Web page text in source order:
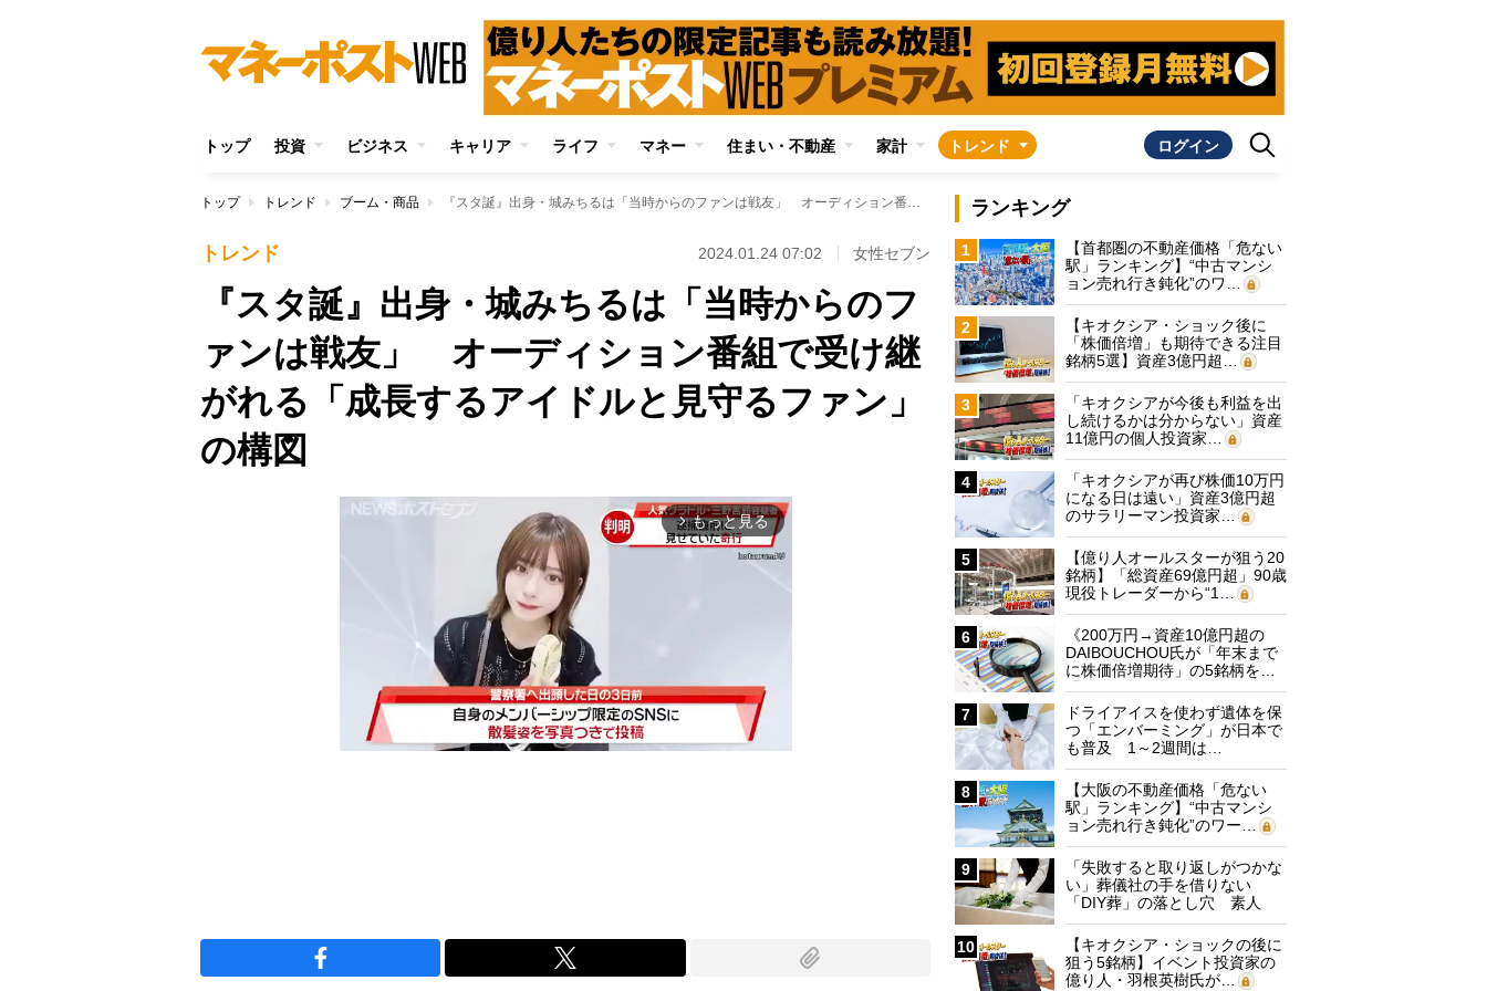
トップ 投資 ビジネス キャリア ライフ マネー 住まい・不動産 家計 トレンド ログイン
トップ トレンド ブーム・商品 『スタ誕』出身・城みちるは「当時からのファンは戦友」 オーディション番組で受け継がれる「成長するアイドルと見守るファン」の構図
トレンド 2024.01.24 07:02 女性セブン
『スタ誕』出身・城みちるは「当時からのフ
ァンは戦友」 オーディション番組で受け継
がれる「成長するアイドルと見守るファン」
の構図
arrow_forward_ios もっと見る
ランキング
1
【首都圏の不動産価格「危ない
駅」ランキング】“中古マンシ
ョン売れ行き鈍化”のワ…
2
【キオクシア・ショック後に
「株価倍増」も期待できる注目
銘柄5選】資産3億円超…
3
「キオクシアが今後も利益を出
し続けるかは分からない」資産
11億円の個人投資家…
4
「キオクシアが再び株価10万円
になる日は遠い」資産3億円超
のサラリーマン投資家…
5
【億り人オールスターが狙う20
銘柄】「総資産69億円超」90歳
現役トレーダーから“1…
6
《200万円→資産10億円超の
DAIBOUCHOU氏が「年末まで
に株価倍増期待」の5銘柄を…
7
ドライアイスを使わず遺体を保
つ「エンバーミング」が日本で
も普及 1～2週間は…
8
【大阪の不動産価格「危ない
駅」ランキング】“中古マンシ
ョン売れ行き鈍化”のワー…
9
「失敗すると取り返しがつかな
い」葬儀社の手を借りない
「DIY葬」の落とし穴 素人
に…
10
【キオクシア・ショックの後に
狙う5銘柄】イベント投資家の
億り人・羽根英樹氏が…